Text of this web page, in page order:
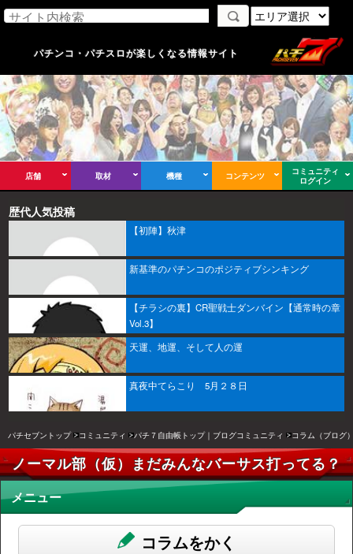
パチンコ・パチスロが楽しくなる情報サイト
店舗 取材 機種 コンテンツ
コミュニティ
ログイン
歴代人気投稿
【初陣】秋津
新基準のパチンコのポジティブシンキング
【チラシの裏】CR聖戦士ダンバイン【通常時の章
Vol.3】
天運、地運、そして人の運
真夜中てらこり 5月２８日
パチセブントップ コミュニティ パチ７自由帳トップ｜ブログコミュニティ コラム（ブログ
ノーマル部（仮）まだみんなバーサス打ってる？
メニュー
コラムをかく